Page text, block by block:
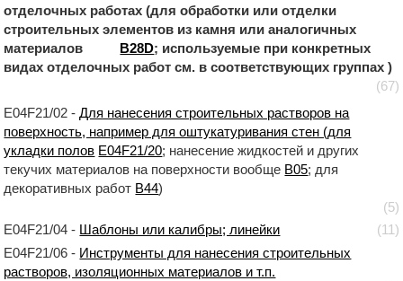
отделочных работах (для обработки или отделки
строительных элементов из камня или аналогичных
материалов
B28D; используемые при конкретных
видах отделочных работ см. в соответствующих группах )
(67)
E04F21/02 -Для нанесения строительных растворов на
поверхность, например для оштукатуривания стен (для
укладки полов E04F21/20; нанесение жидкостей и других
текучих материалов на поверхности вообще B05; для
декоративных работ B44)
(5)
E04F21/04 - Шаблоны или калибры; линейки
(11)
E04F21/06 - Инструменты для нанесения строительных
растворов, изоляционных материалов и т.п.